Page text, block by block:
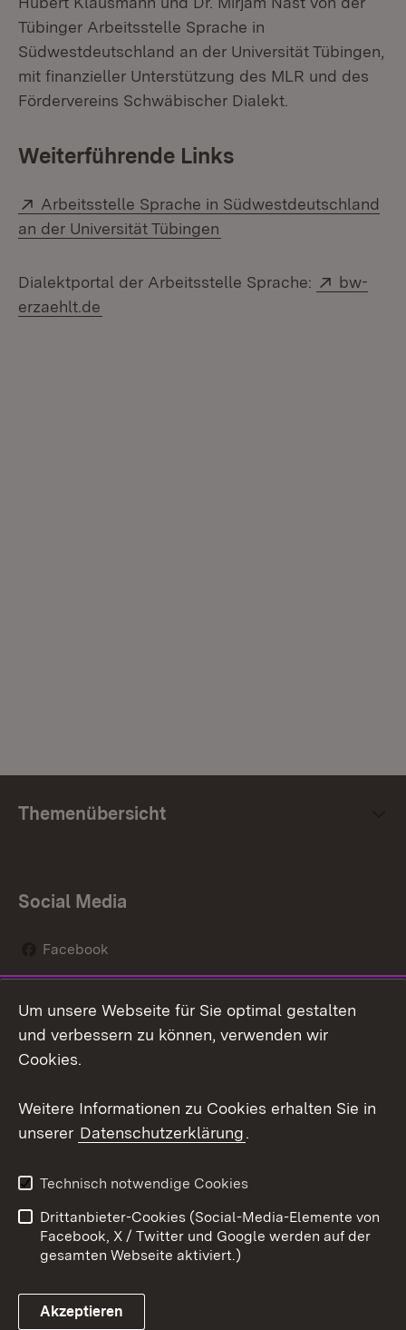
Tübinger Arbeitsstelle Sprache in
Südwestdeutschland an der Universität Tübingen,
mit finanzieller Unterstützung des MLR und des
Fördervereins Schwäbischer Dialekt.
Weiterführende Links
Extern:
Arbeitsstelle Sprache in Südwestdeutschland
an der Universität Tübingen
Dialektportal der Arbeitsstelle Sprache: Extern:
bw-
erzaehlt.de
Themenübersicht
Social Media
Facebook
Social Wall
Youtube
Link zum Landesportal
Kontakt
Datenschutz
Barrierefreiheit
Impressum Cookies
Um unsere Webseite für Sie optimal gestalten
und verbessern zu können, verwenden wir
Cookies.
Weitere Informationen zu Cookies erhalten Sie in
unserer Datenschutzerklärung.
Technisch notwendige Cookies
Drittanbieter-Cookies (Social-Media-Elemente von
Facebook, X / Twitter und Google werden auf der
gesamten Webseite aktiviert.)
Akzeptieren